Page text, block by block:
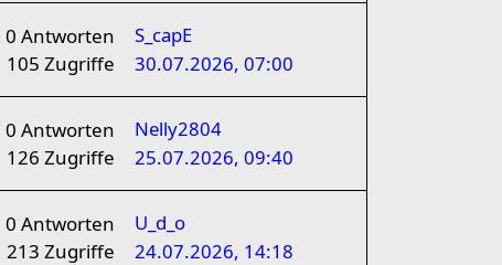
0Antworten
105Zugriffe
S_capE
30.07.2026, 07:00
0Antworten
126Zugriffe
Nelly2804
25.07.2026, 09:40
0Antworten
213Zugriffe
U_d_o
24.07.2026, 14:18